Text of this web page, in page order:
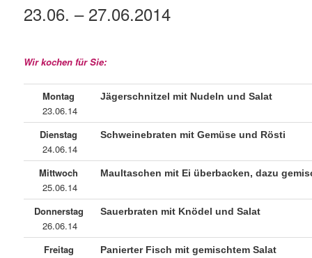
23.06. – 27.06.2014
Wir kochen für Sie:
Montag
23.06.14
Jägerschnitzel mit Nudeln und Salat
Dienstag
24.06.14
Schweinebraten mit Gemüse und Rösti
Mittwoch
25.06.14
Maultaschen mit Ei überbacken, dazu
Donnerstag
26.06.14
Sauerbraten mit Knödel und Salat
Freitag
Panierter Fisch mit gemischtem Salat